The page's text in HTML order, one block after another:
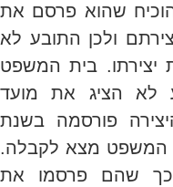
שהוא פרסם את
ולכן התובע לא
יצירתו. בית המשפט
לא הציג את מועד
פורסמה בשנת
המשפט מצא לקבלה.
שהם פרסמו את